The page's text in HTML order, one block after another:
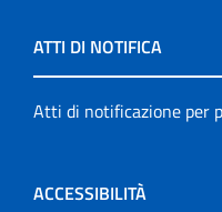
ATTI DI NOTIFICA
Atti di notificazione per
ACCESSIBILITÀ